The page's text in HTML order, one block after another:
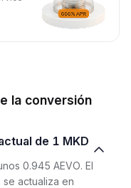
la conversión
0.945 AEVO. El
actualiza en